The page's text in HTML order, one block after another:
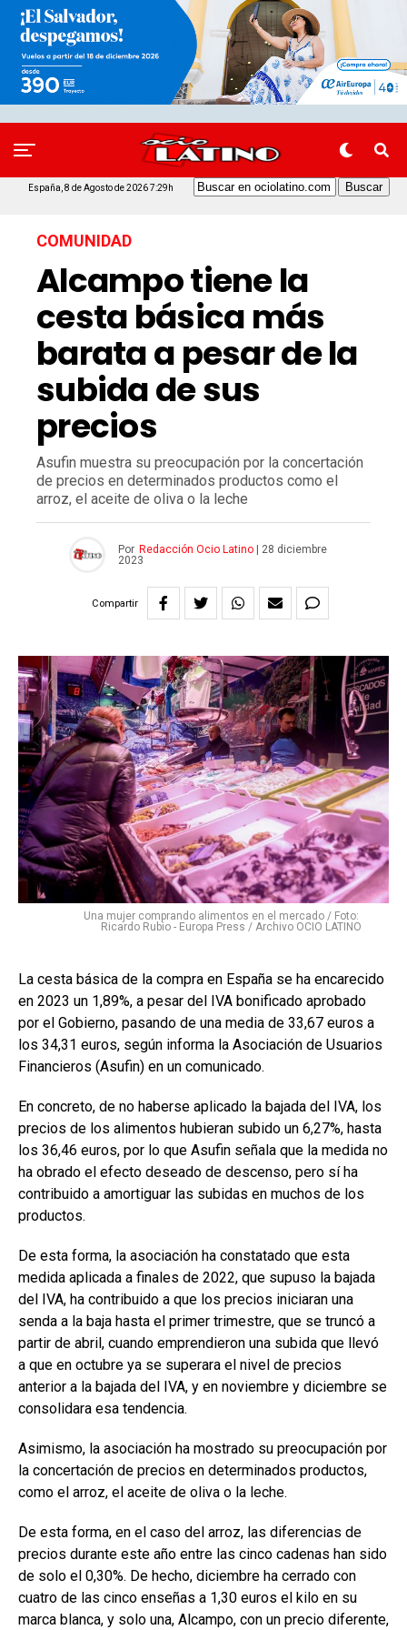
España, 8 de Agosto de 2026 7:29h
COMUNIDAD
Alcampo tiene la
cesta básica más
barata a pesar de la
subida de sus
precios
Asufin muestra su preocupación por la concertación
de precios en determinados productos como el
arroz, el aceite de oliva o la leche
Por Redacción Ocio Latino|
28 diciembre
2023
Compartir
Una mujer comprando alimentos en el mercado / Foto:
Ricardo Rubio - Europa Press / Archivo OCIO LATINO
La cesta básica de la compra en España se ha encarecido
en 2023 un 1,89%, a pesar del IVA bonificado aprobado
por el Gobierno, pasando de una media de 33,67 euros a
los 34,31 euros, según informa la Asociación de Usuarios
Financieros (Asufin) en un comunicado.
En concreto, de no haberse aplicado la bajada del IVA, los
precios de los alimentos hubieran subido un 6,27%, hasta
los 36,46 euros, por lo que Asufin señala que la medida no
ha obrado el efecto deseado de descenso, pero sí ha
contribuido a amortiguar las subidas en muchos de los
productos.
De esta forma, la asociación ha constatado que esta
medida aplicada a finales de 2022, que supuso la bajada
del IVA, ha contribuido a que los precios iniciaran una
senda a la baja hasta el primer trimestre, que se truncó a
partir de abril, cuando emprendieron una subida que llevó
a que en octubre ya se superara el nivel de precios
anterior a la bajada del IVA, y en noviembre y diciembre se
consolidara esa tendencia.
Asimismo, la asociación ha mostrado su preocupación por
la concertación de precios en determinados productos,
como el arroz, el aceite de oliva o la leche.
De esta forma, en el caso del arroz, las diferencias de
precios durante este año entre las cinco cadenas han sido
de solo el 0,30%. De hecho, diciembre ha cerrado con
cuatro de las cinco enseñas a 1,30 euros el kilo en su
marca blanca, y solo una, Alcampo, con un precio diferente,